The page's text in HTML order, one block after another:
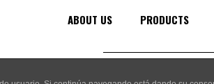
ABOUT US PRODUCTS